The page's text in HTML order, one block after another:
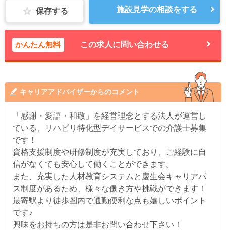
保存する 施設見学の相談をする
かんたん無料 この求人に問い合わせる
キャリアアドバイザーからのコメント
「感謝・愛語・和敬」を経営理念とする法人が運営し
ている、リハビリ特化型デイサービスでの介護士募集
です！
資格支援制度や研修制度が充実しており、ご経験に自
信がなくても安心して働くことができます。
また、充実した人材教育システムと慶生会キャリアパ
ス制度があるため、様々な働き方や挑戦ができます！
最寄駅より徒歩圏内で通勤便利な点も嬉しいポイント
です♪
興味をお持ちの方は是非お問い合わせ下さい！